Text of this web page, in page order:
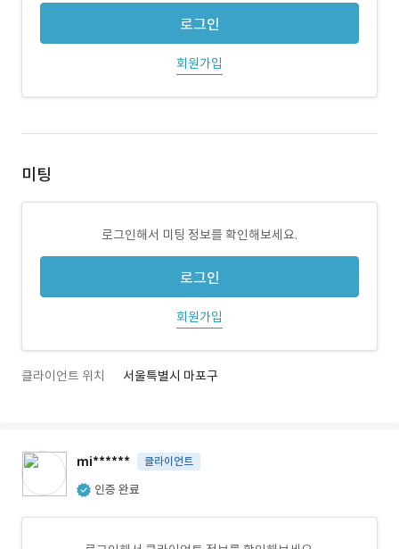
로그인
회원가입
미팅
로그인해서 미팅 정보를 확인해보세요.
로그인
회원가입
클라이언트 위치 서울특별시 마포구
mi****** 클라이언트
인증 완료